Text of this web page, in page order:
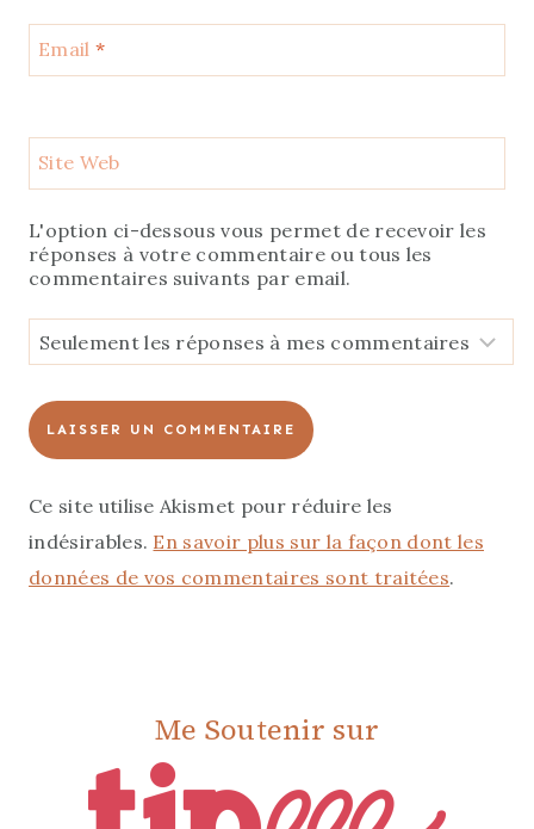
Email *
Site Web
L'option ci-dessous vous permet de recevoir les
réponses à votre commentaire ou tous les
commentaires suivants par email.
Ce site utilise Akismet pour réduire les
indésirables. En savoir plus sur la façon dont les
données de vos commentaires sont traitées.
Me Soutenir sur